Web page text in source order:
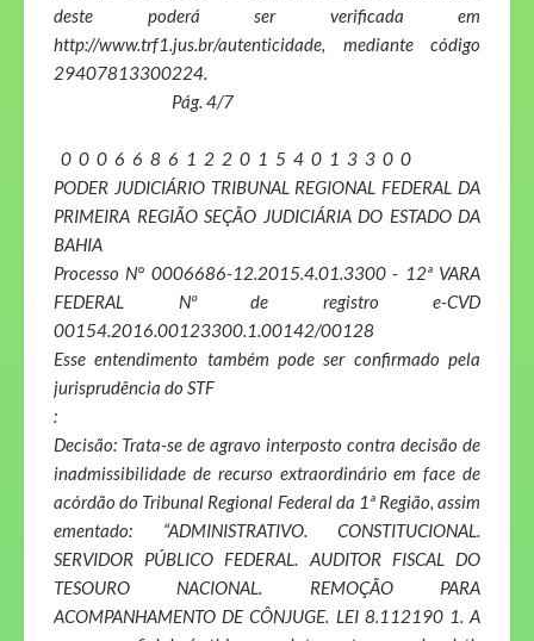
deste poderá ser verificada em
http://www.trf1.jus.br/autenticidade, mediante código
29407813300224.
Pág. 4/7
0 0 0 6 6 8 6 1 2 2 0 1 5 4 0 1 3 3 0 0
PODER JUDICIÁRIO TRIBUNAL REGIONAL FEDERAL DA
PRIMEIRA REGIÃO SEÇÃO JUDICIÁRIA DO ESTADO DA
BAHIA
Processo N° 0006686-12.2015.4.01.3300 - 12ª VARA
FEDERAL Nº de registro e-CVD
00154.2016.00123300.1.00142/00128
Esse entendimento também pode ser confirmado pela
jurisprudência do STF
:
Decisão: Trata-se de agravo interposto contra decisão de
inadmissibilidade de recurso extraordinário em face de
acórdão do Tribunal Regional Federal da 1ª Região, assim
ementado: “ADMINISTRATIVO. CONSTITUCIONAL.
SERVIDOR PÚBLICO FEDERAL. AUDITOR FISCAL DO
TESOURO NACIONAL. REMOÇÃO PARA
ACOMPANHAMENTO DE CÔNJUGE. LEI 8.112190 1. A